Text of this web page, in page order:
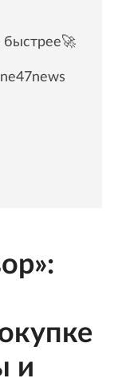
быстрее🚀
и